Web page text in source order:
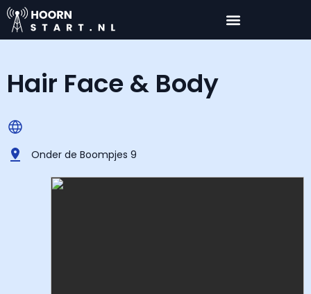
Hair Face & Body
Onder de Boompjes 9